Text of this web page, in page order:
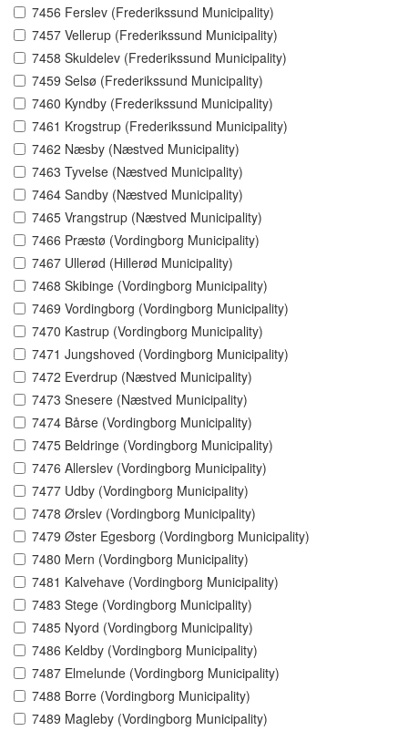
7456 Ferslev (Frederikssund Municipality)
7457 Vellerup (Frederikssund Municipality)
7458 Skuldelev (Frederikssund Municipality)
7459 Selsø (Frederikssund Municipality)
7460 Kyndby (Frederikssund Municipality)
7461 Krogstrup (Frederikssund Municipality)
7462 Næsby (Næstved Municipality)
7463 Tyvelse (Næstved Municipality)
7464 Sandby (Næstved Municipality)
7465 Vrangstrup (Næstved Municipality)
7466 Præstø (Vordingborg Municipality)
7467 Ullerød (Hillerød Municipality)
7468 Skibinge (Vordingborg Municipality)
7469 Vordingborg (Vordingborg Municipality)
7470 Kastrup (Vordingborg Municipality)
7471 Jungshoved (Vordingborg Municipality)
7472 Everdrup (Næstved Municipality)
7473 Snesere (Næstved Municipality)
7474 Bårse (Vordingborg Municipality)
7475 Beldringe (Vordingborg Municipality)
7476 Allerslev (Vordingborg Municipality)
7477 Udby (Vordingborg Municipality)
7478 Ørslev (Vordingborg Municipality)
7479 Øster Egesborg (Vordingborg Municipality)
7480 Mern (Vordingborg Municipality)
7481 Kalvehave (Vordingborg Municipality)
7483 Stege (Vordingborg Municipality)
7485 Nyord (Vordingborg Municipality)
7486 Keldby (Vordingborg Municipality)
7487 Elmelunde (Vordingborg Municipality)
7488 Borre (Vordingborg Municipality)
7489 Magleby (Vordingborg Municipality)